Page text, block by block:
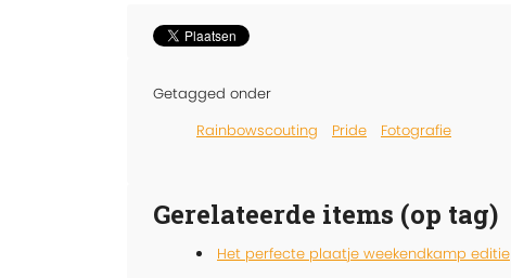
Getagged onder
Rainbowscouting
Pride Fotografie
Gerelateerde items (op tag)
Het perfecte plaatje weekendkamp editie